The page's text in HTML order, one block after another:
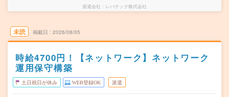
派遣会社 レバテック株式会社
未読 掲載日 2026/08/05
時給4700円！【ネットワーク】ネットワーク
運用保守構築
土日祝日が休み WEB登録OK 派遣